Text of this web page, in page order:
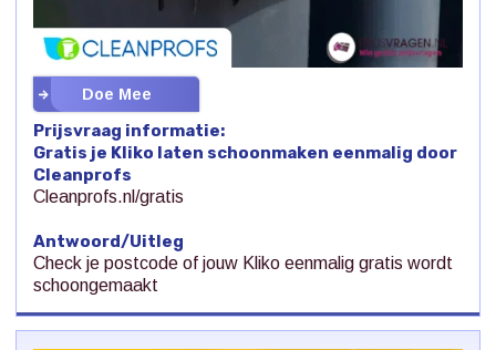
Doe Mee
Prijsvraag informatie:
Gratis je Kliko laten schoonmaken eenmalig door
Cleanprofs
Cleanprofs.nl/gratis
Antwoord/Uitleg
Check je postcode of jouw Kliko eenmalig gratis wordt
schoongemaakt